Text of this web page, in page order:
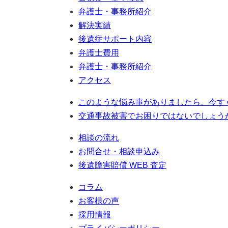
弁護士・事務所紹介
解決実績
後遺症サポート内容
弁護士費用
弁護士・事務所紹介
アクセス
このような悩み事がありましたら、今す
交通事故被害でお困りではないでしょう
相談の流れ
お問合せ・相談申込み
後遺障害賠償 WEB 査定
コラム
お客様の声
採用情報